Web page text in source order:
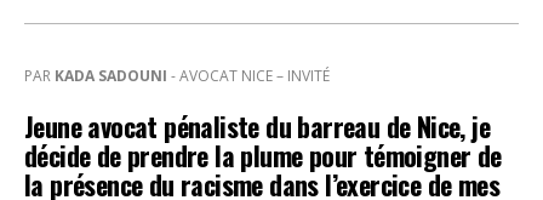
PAR KADA SADOUNI - AVOCAT NICE – INVITÉ
Jeune avocat pénaliste du barreau de Nice, je
décide de prendre la plume pour témoigner de
la présence du racisme dans l’exercice de mes